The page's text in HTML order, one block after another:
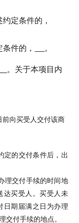
定条件的，
件的，
。
。关于本项目内
前向买受人交付该商
定的交付条件后，出
理交付手续的时间地
达买受人。买受人未
日期届满之日为办理
交付手续的地点。